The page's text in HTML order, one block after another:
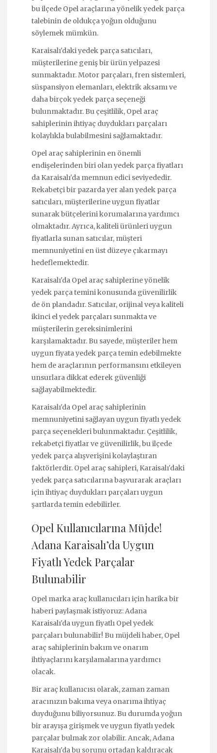
bu ilçede Opel araçlarına yönelik yedek parça
talebinin de oldukça yoğun olduğunu
söylemek mümkün.
Karaisalı'daki yedek parça satıcıları,
müşterilerine geniş bir ürün yelpazesi
sunmaktadır. Motor parçaları, fren sistemleri,
süspansiyon elemanları, elektrik aksamı ve
daha birçok yedek parça seçeneği
bulunmaktadır. Bu çeşitlilik, Opel araç
sahiplerinin ihtiyaç duydukları parçaları
kolaylıkla bulabilmesini sağlamaktadır.
Opel araç sahiplerinin en önemli
endişelerinden biri olan yedek parça fiyatları
da Karaisalı'da memnun edici seviyededir.
Rekabetçi bir pazarda yer alan yedek parça
satıcıları, müşterilerine uygun fiyatlar
sunarak bütçelerini korumalarına yardımcı
olmaktadır. Ayrıca, kaliteli ürünleri uygun
fiyatlarla sunan satıcılar, müşteri
memnuniyetini en üst düzeye çıkarmayı
hedeflemektedir.
Karaisalı'da Opel araç sahiplerine yönelik
yedek parça temini konusunda güvenilirlik
de ön plandadır. Satıcılar, orijinal veya kaliteli
ikinci el yedek parçaları sunmakta ve
müşterilerin gereksinimlerini
karşılamaktadır. Bu sayede, müşteriler hem
uygun fiyata yedek parça temin edebilmekte
hem de araçlarının performansını etkileyen
unsurlara dikkat ederek güvenliği
sağlayabilmektedir.
Karaisalı'da Opel araç sahiplerinin
memnuniyetini sağlayan uygun fiyatlı yedek
parça seçenekleri bulunmaktadır. Çeşitlilik,
rekabetçi fiyatlar ve güvenilirlik, bu ilçede
yedek parça alışverişini kolaylaştıran
faktörlerdir. Opel araç sahipleri, Karaisalı'daki
yedek parça satıcılarına başvurarak araçları
için ihtiyaç duydukları parçaları uygun
şartlarda temin edebilirler.
Opel Kullanıcılarına Müjde!
Adana Karaisalı’da Uygun
Fiyatlı Yedek Parçalar
Bulunabilir
Opel marka araç kullanıcıları için harika bir
haberi paylaşmak istiyoruz: Adana
Karaisalı'da uygun fiyatlı Opel yedek
parçaları bulunabilir! Bu müjdeli haber, Opel
araç sahiplerinin bakım ve onarım
ihtiyaçlarını karşılamalarına yardımcı
olacak.
Bir araç kullanıcısı olarak, zaman zaman
aracınızın bakıma veya onarıma ihtiyaç
duyduğunu biliyorsunuz. Bu durumda yoğun
bir arayışa girişmek ve uygun fiyatlı yedek
parçalar bulmak zor olabilir. Ancak, Adana
Karaisalı'da bu sorunu ortadan kaldıracak